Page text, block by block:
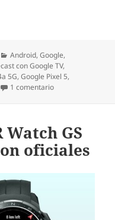
TV y Nest Audio:
Categorías
Android,Google,
con Google TV,
5G,Google Pixel 5,
1 comentarioen Chromecast
Watch GS
oficiales